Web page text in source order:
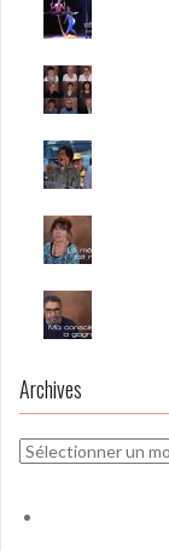
Archives
Archives